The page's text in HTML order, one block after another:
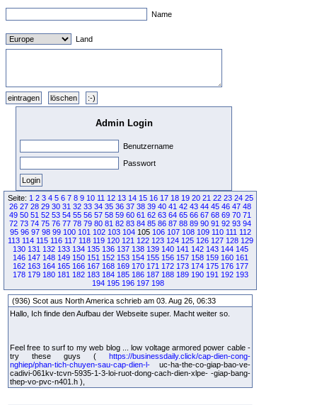
Name
Land
Admin Login
Benutzername
Passwort
Seite: 1 2 3 4 5 6 7 8 9 10 11 12 13 14 15 16 17 18 19 20 21 22 23 24 25
26 27 28 29 30 31 32 33 34 35 36 37 38 39 40 41 42 43 44 45 46 47 48
49 50 51 52 53 54 55 56 57 58 59 60 61 62 63 64 65 66 67 68 69 70 71
72 73 74 75 76 77 78 79 80 81 82 83 84 85 86 87 88 89 90 91 92 93 94
95 96 97 98 99 100 101 102 103 104105 106 107 108 109 110 111 112
113 114 115 116 117 118 119 120 121 122 123 124 125 126 127 128 129
130 131 132 133 134 135 136 137 138 139 140 141 142 143 144 145
146 147 148 149 150 151 152 153 154 155 156 157 158 159 160 161
162 163 164 165 166 167 168 169 170 171 172 173 174 175 176 177
178 179 180 181 182 183 184 185 186 187 188 189 190 191 192 193
194 195 196 197 198
(936) Scot aus North America schrieb am 03. Aug 26, 06:33
Hallo, Ich finde den Aufbau der Webseite super. Macht weiter so.
Feel free to surf to my web blog ... low voltage armored power cable -
try these guys ( https://businessdaily.click/cap-dien-cong-
nghiep/phan-tich-chuyen-sau-cap-dien-l- uc-ha-the-co-giap-bao-ve-
cadivi-061kv-tcvn-5935-1-3-loi-ruot-dong-cach-dien-xlpe- -giap-bang-
thep-vo-pvc-n401.h ),